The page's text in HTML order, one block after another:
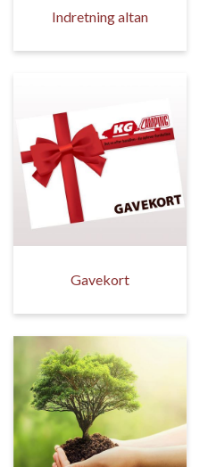
Indretning altan
Gavekort